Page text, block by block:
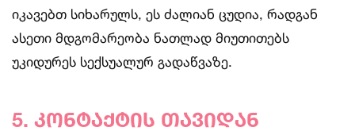
იკავებთ სიხარულს, ეს ძალიან ცუდია, რადგან
ასეთი მდგომარეობა ნათლად მიუთითებს
უკიდურეს სექსუალურ გადაწვაზე.
5. კონტაქტის თავიდან